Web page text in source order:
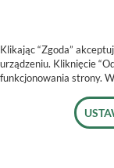
budowa
listewki brzeżnej
kształty
Halo
i zmniejsza
dzięki czemu
Klikając “Zgoda”
urządzeniu. Kliknięcie
funkcjonowania strony.